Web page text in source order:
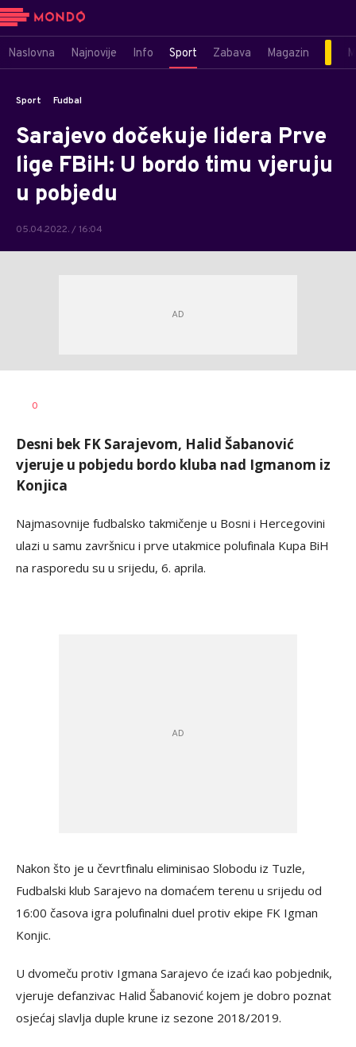
Naslovna Najnovije Info Sport Zabava Magazin
Sport Fudbal
Sarajevo dočekuje lidera Prve
lige FBiH: U bordo timu vjeruju
u pobjedu
05.04.2022. / 16:04
AUTOR
0
Desni bek FK Sarajevom, Halid Šabanović
vjeruje u pobjedu bordo kluba nad Igmanom iz
Konjica
Najmasovnije fudbalsko takmičenje u Bosni i Hercegovini
ulazi u samu završnicu i prve utakmice polufinala Kupa BiH
na rasporedu su u srijedu, 6. aprila.
Nakon što je u čevrtfinalu eliminisao Slobodu iz Tuzle,
Fudbalski klub Sarajevo na domaćem terenu u srijedu od
16:00 časova igra polufinalni duel protiv ekipe FK Igman
Konjic.
U dvomeču protiv Igmana Sarajevo će izaći kao pobjednik,
vjeruje defanzivac Halid Šabanović kojem je dobro poznat
osjećaj slavlja duple krune iz sezone 2018/2019.